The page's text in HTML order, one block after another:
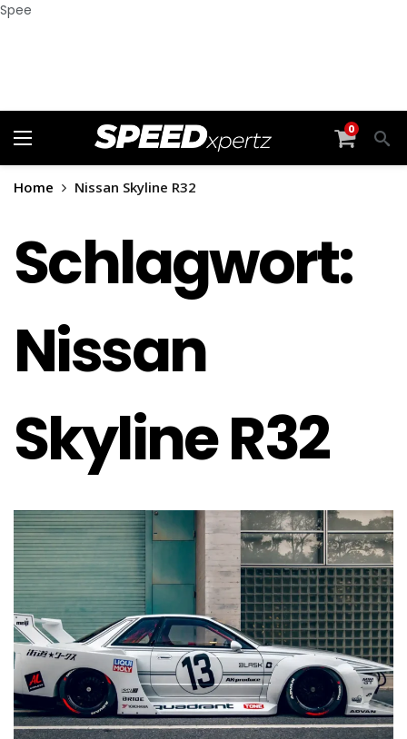
Spee
0
Home Nissan Skyline R32
Schlagwort:
Nissan
Skyline R32